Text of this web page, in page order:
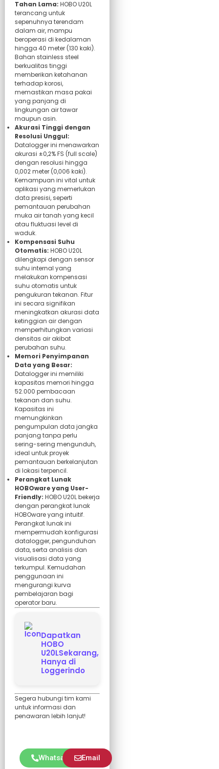
Tahan Lama: HOBO U20L
terancang untuk
sepenuhnya terendam
dalam air, mampu
beroperasi di kedalaman
hingga 40 meter (130 kaki).
Bahan stainless steel
berkualitas tinggi
memberikan ketahanan
terhadap korosi,
memastikan masa pakai
yang panjang di
lingkungan air tawar
maupun asin.
Akurasi Tinggi dengan
Resolusi Unggul:
Datalogger ini menawarkan
akurasi ±0,2% FS (full scale)
dengan resolusi hingga
0,002 meter (0,006 kaki).
Kemampuan ini vital untuk
aplikasi yang memerlukan
data presisi, seperti
pemantauan perubahan
muka air tanah yang kecil
atau fluktuasi level di
waduk.
Kompensasi Suhu
Otomatis: HOBO U20L
dilengkapi dengan sensor
suhu internal yang
melakukan kompensasi
suhu otomatis untuk
pengukuran tekanan. Fitur
ini secara signifikan
meningkatkan akurasi data
ketinggian air dengan
memperhitungkan variasi
densitas air akibat
perubahan suhu.
Memori Penyimpanan
Data yang Besar:
Datalogger ini memiliki
kapasitas memori hingga
52.000 pembacaan
tekanan dan suhu.
Kapasitas ini
memungkinkan
pengumpulan data jangka
panjang tanpa perlu
sering-sering mengunduh,
ideal untuk proyek
pemantauan berkelanjutan
di lokasi terpencil.
Perangkat Lunak
HOBOware yang User-
Friendly: HOBO U20L bekerja
dengan perangkat lunak
HOBOware yang intuitif.
Perangkat lunak ini
mempermudah konfigurasi
datalogger, pengunduhan
data, serta analisis dan
visualisasi data yang
terkumpul. Kemudahan
penggunaan ini
mengurangi kurva
pembelajaran bagi
operator baru.
Dapatkan
HOBO
U20LSekarang,
Hanya di
Loggerindo
Segera hubungi tim kami
untuk informasi dan
penawaran lebih lanjut!
Whatsapp Email